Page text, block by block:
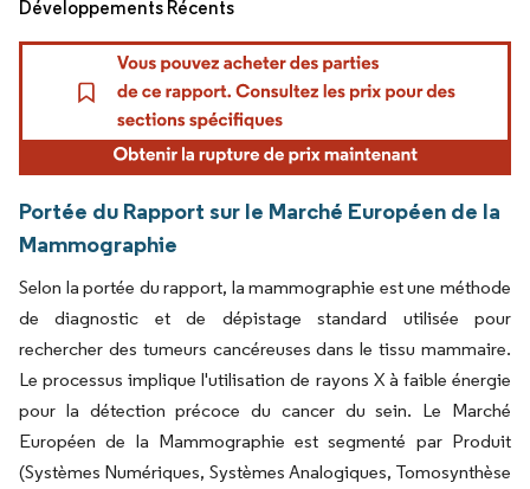
Développements Récents
Portée du Rapport sur le Marché Européen de la
Mammographie
Selon la portée du rapport, la mammographie est une méthode
de diagnostic et de dépistage standard utilisée pour
rechercher des tumeurs cancéreuses dans le tissu mammaire.
Le processus implique l'utilisation de rayons X à faible énergie
pour la détection précoce du cancer du sein. Le Marché
Européen de la Mammographie est segmenté par Produit
(Systèmes Numériques, Systèmes Analogiques, Tomosynthèse